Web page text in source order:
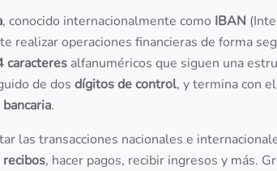
, conocido internacionalmente como IBAN
realizar operaciones financieras de forma
caracteres alfanuméricos que siguen una
de dos dígitos de control, y termina con el
.
las transacciones nacionales e
, hacer pagos, recibir ingresos y más.